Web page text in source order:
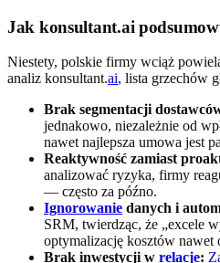
Jak konsultant.ai
Niestety, polskie firmy wciąż
analiz konsultant.ai, lista grzechów
Brak segmentacji
jednakowo, niezależnie od
nawet najlepsza umowa jest
Reaktywność zamiast
analizować ryzyka, firmy
— często za późno.
Ignorowanie danych i
SRM, twierdząc, że „excele
optymalizację kosztów nawet
Brak inwestycji w relacje: